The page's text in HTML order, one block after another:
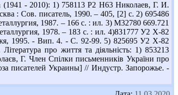
(1941 - 2010): 1) 758113 Р2 Н63 Николаев, Г. И.
: Сов. писатель, 1990. – 405, [2] с. 2) 695486
1987. – 166 с. : ил. 3) М32780 669.721
1978. – 183 с. : ил. 4)831777 У2 Х-82
1995. - Вип. 4. - С. 92-99. 5) 825695 У2 Х-82
про життя та діяльність: 1) 853213
Г. Член Спілки письменників України про
писателей Украины] // Индустр. Запорожье. -